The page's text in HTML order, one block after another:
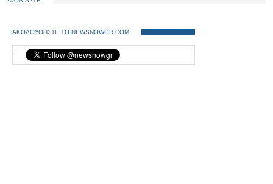
ΑΚΟΛΟΥΘΗΣΤΕ ΤΟ NEWSNOWGR.COM